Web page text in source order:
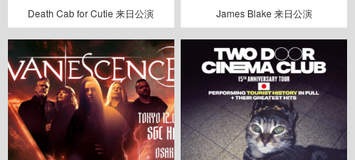
Death Cab for Cutie 来日公演 James Blake 来日公演